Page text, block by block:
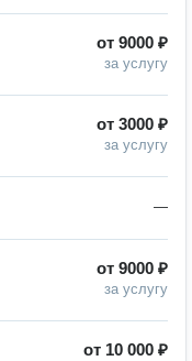
от 9000 ₽
за услугу
от 3000 ₽
за услугу
—
от 9000 ₽
за услугу
от 10 000 ₽